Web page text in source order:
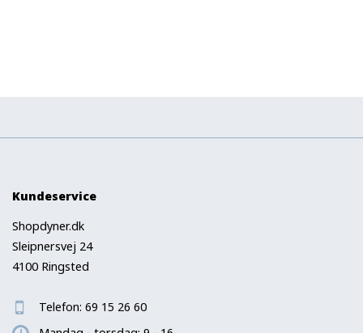
Kundeservice
Shopdyner.dk
Sleipnersvej 24
4100 Ringsted
Telefon: 69 15 26 60